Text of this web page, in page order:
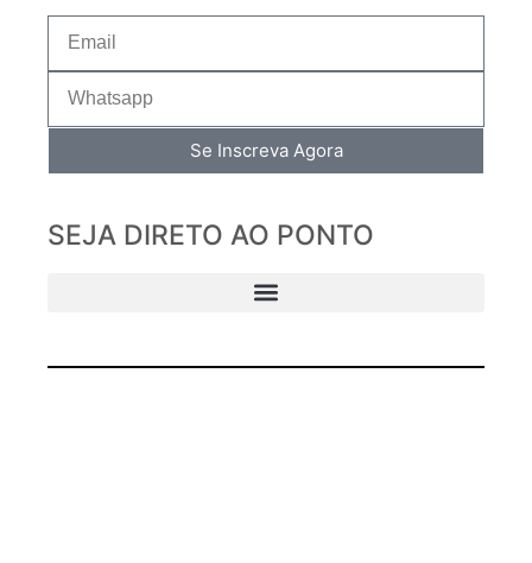
Se Inscreva Agora
SEJA DIRETO AO PONTO